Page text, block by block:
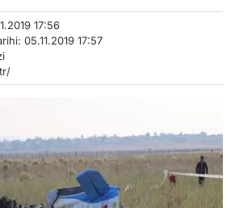
17:56
05.11.2019 17:57